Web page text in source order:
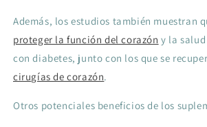
Además, los estudios también muestran
proteger la función del corazón y la
con diabetes, junto con los que se
cirugías de corazón.
Otros potenciales beneficios de los